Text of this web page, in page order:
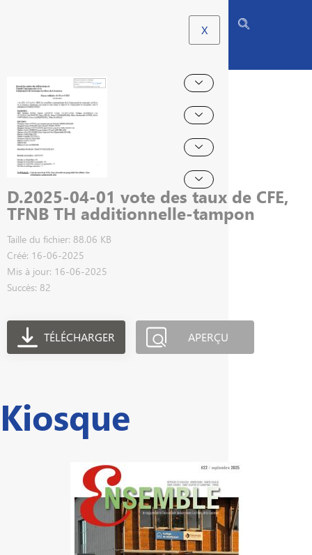
X
D.2025-04-01 vote des taux de CFE,
TFNB TH additionnelle-tampon
Taille du fichier: 88.06 KB
Créé: 16-06-2025
Mis à jour: 16-06-2025
Succès: 82
TÉLÉCHARGER APERÇU
Kiosque